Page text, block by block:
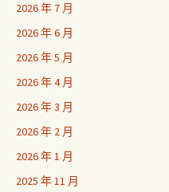
2026 年 7 月
2026 年 6 月
2026 年 5 月
2026 年 4 月
2026 年 3 月
2026 年 2 月
2026 年 1 月
2025 年 11 月